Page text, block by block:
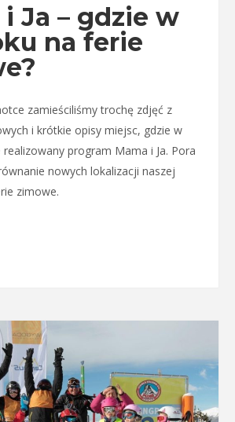
i Ja – gdzie w
na ferie
zamieściliśmy trochę zdjęć z
i krótkie opisy miejsc, gdzie w
program Mama i Ja. Pora
nowych lokalizacji naszej
zimowe.